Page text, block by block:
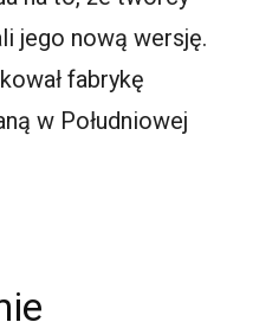
jego nową wersję.
fabrykę
w Południowej